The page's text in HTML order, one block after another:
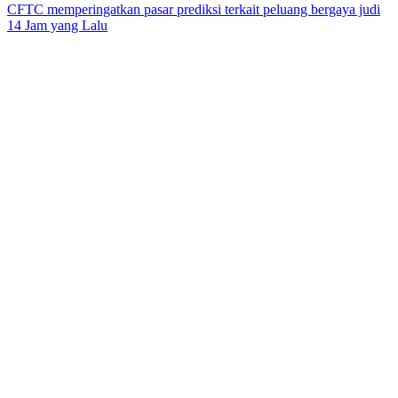
CFTC memperingatkan pasar prediksi terkait peluang bergaya judi
14 Jam yang Lalu